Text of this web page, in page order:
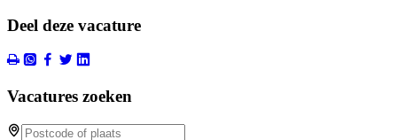
Deel deze vacature
Vacatures zoeken